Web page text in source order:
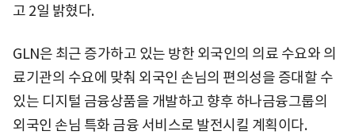
고 2일 밝혔다.
GLN은 최근 증가하고 있는 방한 외국인의 의료 수요와 의
료기관의 수요에 맞춰 외국인 손님의 편의성을 증대할 수
있는 디지털 금융상품을 개발하고 향후 하나금융그룹의
외국인 손님 특화 금융 서비스로 발전시킬 계획이다.